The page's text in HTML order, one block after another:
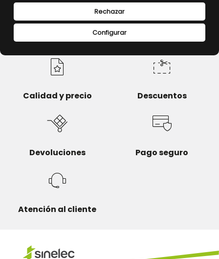
Configurar
Rechazar
Certificado para cables de iluminación de aeropuertos
Calidad y precio Descuentos
Devoluciones Pago seguro
Atención al cliente